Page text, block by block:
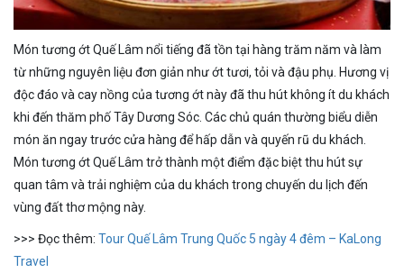
Món tương ớt Quế Lâm nổi tiếng đã tồn tại hàng trăm năm và làm
từ những nguyên liệu đơn giản như ớt tươi, tỏi và đậu phụ. Hương vị
độc đáo và cay nồng của tương ớt này đã thu hút không ít du khách
khi đến thăm phố Tây Dương Sóc. Các chủ quán thường biểu diễn
món ăn ngay trước cửa hàng để hấp dẫn và quyến rũ du khách.
Món tương ớt Quế Lâm trở thành một điểm đặc biệt thu hút sự
quan tâm và trải nghiệm của du khách trong chuyến du lịch đến
vùng đất thơ mộng này.
>>> Đọc thêm: Tour Quế Lâm Trung Quốc 5 ngày 4 đêm – KaLong
Travel